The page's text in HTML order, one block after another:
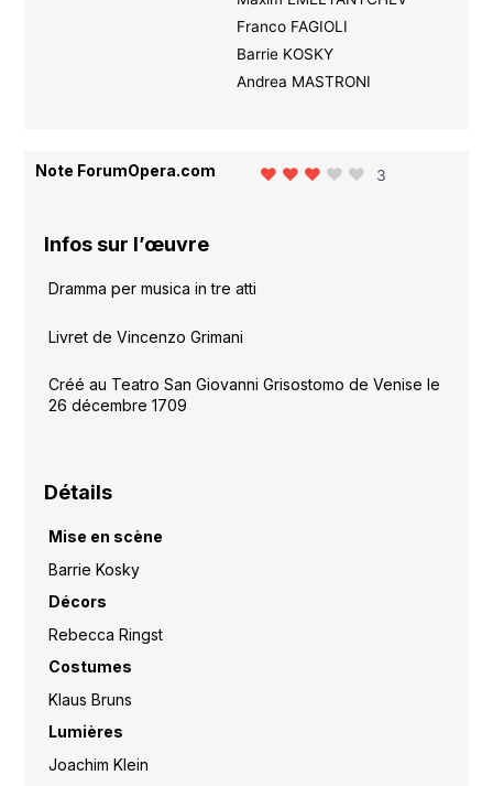
Franco FAGIOLI
Barrie KOSKY
Andrea MASTRONI
Note ForumOpera.com 3
Infos sur l’œuvre
Dramma per musica in tre atti
Livret de Vincenzo Grimani
Créé au Teatro San Giovanni Grisostomo de Venise le
26 décembre 1709
Détails
Mise en scène
Barrie Kosky
Décors
Rebecca Ringst
Costumes
Klaus Bruns
Lumières
Joachim Klein